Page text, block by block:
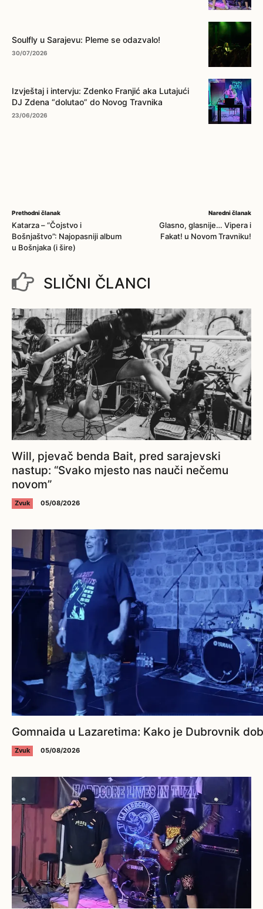
Soulfly u Sarajevu: Pleme se odazvalo!
30/07/2026
Izvještaj i intervju: Zdenko Franjić aka Lutajući
DJ Zdena “dolutao” do Novog Travnika
23/06/2026
Prethodni članak
Katarza – “Čojstvo i
Bošnjaštvo”: Najopasniji album
u Bošnjaka (i šire)
Naredni članak
Glasno, glasnije… Vipera i
Fakat! u Novom Travniku!
SLIČNI ČLANCI
Will, pjevač benda Bait, pred sarajevski
nastup: “Svako mjesto nas nauči nečemu
novom”
Zvuk 05/08/2026
Gomnaida u Lazaretima: Kako je Dubrovnik
Zvuk 05/08/2026